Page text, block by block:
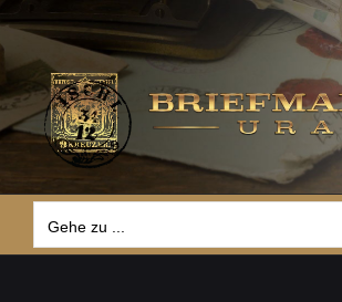
Zum
Inhalt
springen
Gehe zu ...
Gehe zu ...